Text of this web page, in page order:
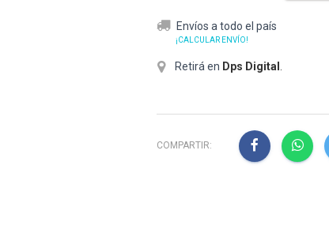
Envíos a todo el país
¡CALCULAR ENVÍO!
Retirá en Dps Digital
COMPARTIR: